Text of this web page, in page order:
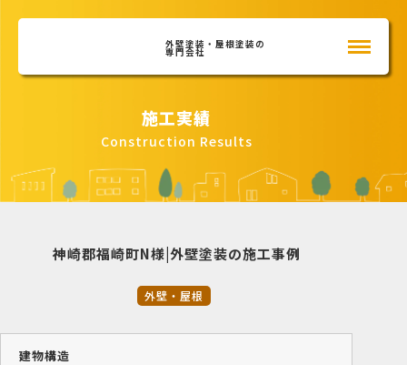
外壁塗装・屋根塗装の
専門会社
施工実績
Construction Results
神崎郡福崎町N様|外壁塗装の施工事例
外壁・屋根
建物構造